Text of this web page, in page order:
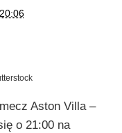
Aston Villa –
o 21:00 na